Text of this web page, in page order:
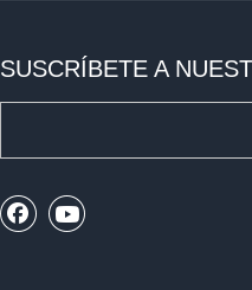
SUSCRÍBETE A